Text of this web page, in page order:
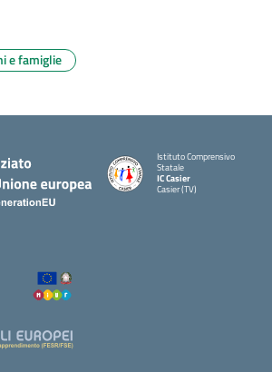
e famiglie
Istituto Comprensivo
Statale
IC Casier
Casier (TV)